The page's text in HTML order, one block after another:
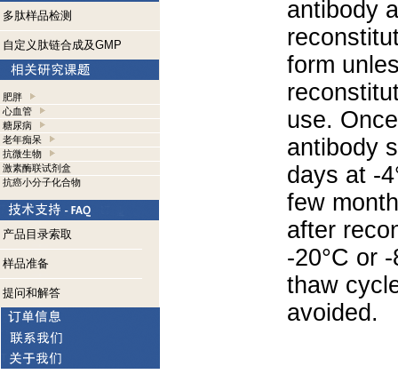
多肽样品检测
自定义肽链合成及GMP
肥胖
心血管
糖尿病
老年痴呆
抗微生物
激素酶联试剂盒
抗癌小分子化合物
产品目录索取
样品准备
提问和解答
antibody
form
use.
antibody
days at -
few
after
-20°C or
thaw
avoided.